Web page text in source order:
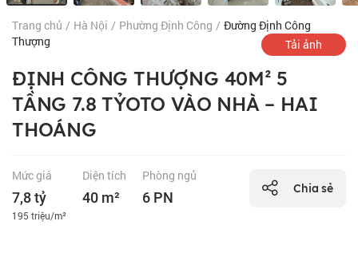
Trang chủ / Hà Nội / Phường Định Công / Đường Định Công
Thượng
Tải ảnh
ĐỊNH CÔNG THƯỢNG 40M² 5
TẦNG 7.8 TỶOTO VÀO NHÀ – HAI
THOÁNG
Mức giá
7,8 tỷ
195 triệu/m²
Diện tích
40 m²
Phòng ngủ
6 PN
Chia sẻ